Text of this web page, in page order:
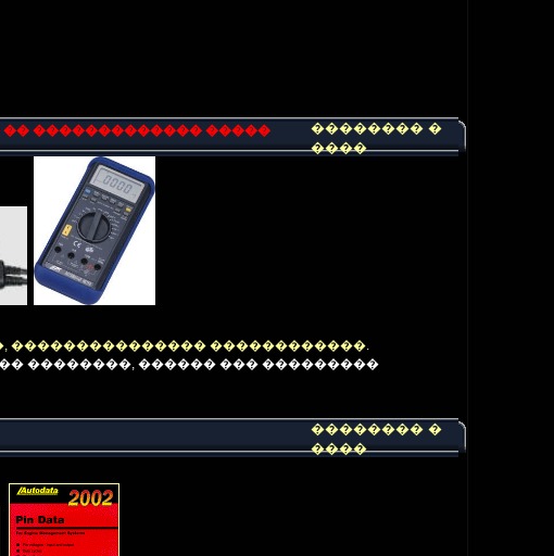
������������� �����
�������� �
����
��������������� ������������.
��������, ������ ��� ���������
�������� �
����